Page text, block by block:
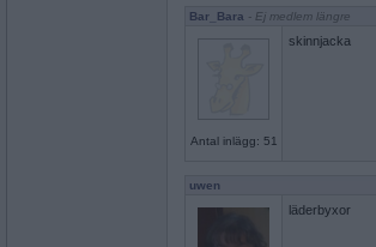
Bar_Bara - Ej medlem längre
Antal inlägg: 51
skinnjacka
uwen
läderbyxor